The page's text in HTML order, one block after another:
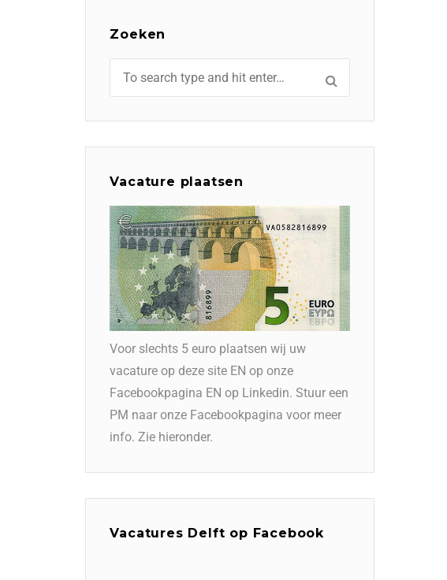
Zoeken
Vacature plaatsen
Voor slechts 5 euro plaatsen wij uw
vacature op deze site EN op onze
Facebookpagina EN op Linkedin. Stuur een
PM naar onze Facebookpagina voor meer
info. Zie hieronder.
Vacatures Delft op Facebook